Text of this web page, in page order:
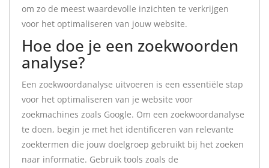
om zo de meest waardevolle inzichten te verkrijgen
voor het optimaliseren van jouw website.
Hoe doe je een zoekwoorden
analyse?
Een zoekwoordanalyse uitvoeren is een essentiële stap
voor het optimaliseren van je website voor
zoekmachines zoals Google. Om een zoekwoordanalyse
te doen, begin je met het identificeren van relevante
zoektermen die jouw doelgroep gebruikt bij het zoeken
naar informatie. Gebruik tools zoals de